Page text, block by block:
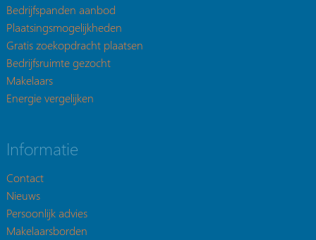
Bedrijfspanden aanbod
Plaatsingsmogelijkheden
Gratis zoekopdracht plaatsen
Bedrijfsruimte gezocht
Makelaars
Energie vergelijken
Informatie
Contact
Nieuws
Persoonlijk advies
Makelaarsborden